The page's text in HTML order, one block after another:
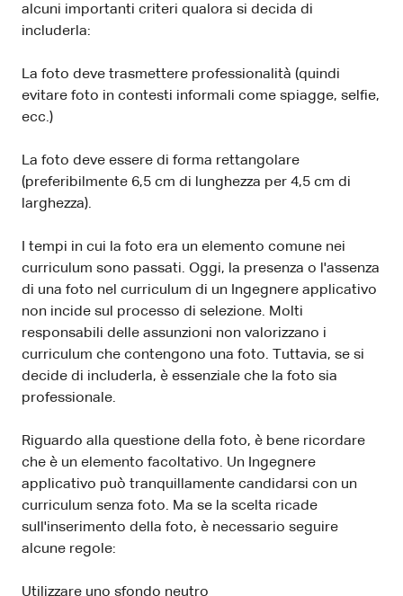
alcuni importanti criteri qualora si decida di
includerla:
La foto deve trasmettere professionalità (quindi
evitare foto in contesti informali come spiagge, selfie,
ecc.)
La foto deve essere di forma rettangolare
(preferibilmente 6,5 cm di lunghezza per 4,5 cm di
larghezza).
I tempi in cui la foto era un elemento comune nei
curriculum sono passati. Oggi, la presenza o l'assenza
di una foto nel curriculum di un Ingegnere applicativo
non incide sul processo di selezione. Molti
responsabili delle assunzioni non valorizzano i
curriculum che contengono una foto. Tuttavia, se si
decide di includerla, è essenziale che la foto sia
professionale.
Riguardo alla questione della foto, è bene ricordare
che è un elemento facoltativo. Un Ingegnere
applicativo può tranquillamente candidarsi con un
curriculum senza foto. Ma se la scelta ricade
sull'inserimento della foto, è necessario seguire
alcune regole:
Utilizzare uno sfondo neutro